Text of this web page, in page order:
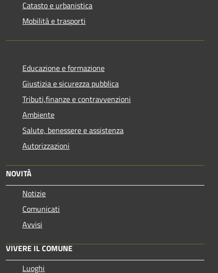
Catasto e urbanistica
Mobilità e trasporti
Educazione e formazione
Giustizia e sicurezza pubblica
Tributi,finanze e contravvenzioni
Ambiente
Salute, benessere e assistenza
Autorizzazioni
NOVITÀ
Notizie
Comunicati
Avvisi
VIVERE IL COMUNE
Luoghi